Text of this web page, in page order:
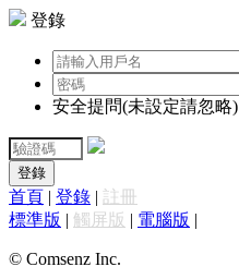
登錄
安全提問(未設定請忽略)
登錄
首頁 | 登錄 | 註冊
標準版 | 觸屏版 | 電腦版 |
© Comsenz Inc.